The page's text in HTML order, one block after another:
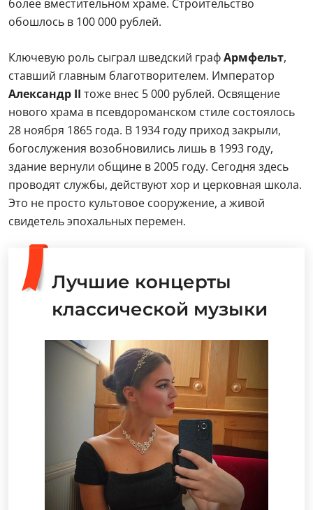
более вместительном храме. Строительство
обошлось в 100 000 рублей.
Ключевую роль сыграл шведский графАрмфельт,
ставший главным благотворителем. Император
Александр II тоже внес 5 000 рублей. Освящение
нового храма в псевдороманском стиле состоялось
28 ноября 1865 года. В 1934 году приход закрыли,
богослужения возобновились лишь в 1993 году,
здание вернули общине в 2005 году. Сегодня здесь
проводят службы, действуют хор и церковная школа.
Это не просто культовое сооружение, а живой
свидетель эпохальных перемен.
Лучшие концерты
классической музыки